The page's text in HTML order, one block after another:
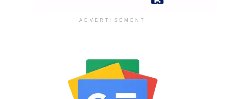
ADVERTISEMENT